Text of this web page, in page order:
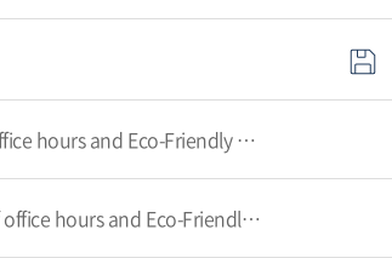
2023학년도 동계 글로벌입학팀 단축근무 및 집중휴무제 시행 안내/[2023 Winter]Change of office hours and Eco-Friendly Campus Week
2023학년도 하계 글로벌입학팀 단축근무 및 집중휴무제 시행 안내/[2023 Summer]Change of office hours and Eco-Friendly Campus Week